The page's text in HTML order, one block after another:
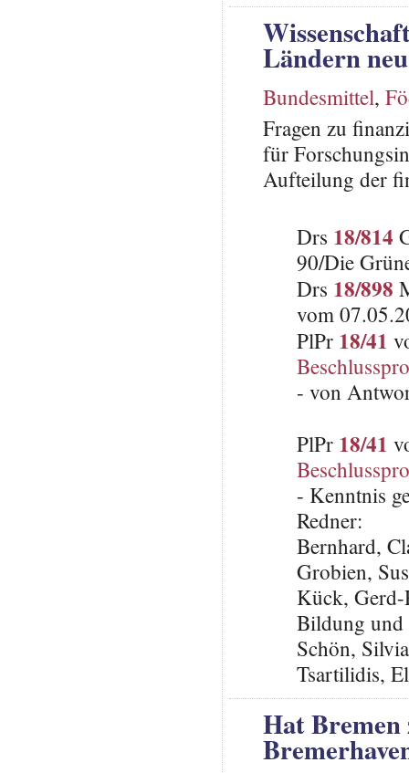
Ländern
Bundesmittel,
Fragen zu
für
Aufteilung der
Drs 18/814
90/Die
Drs 18/898
vom
PlPr 18/41
- von
PlPr 18/41
- Kenntnis
Redner:
Bernhard,
Grobien,
Kück, Gerd-
Bildung und
Schön,
Tsartilidis,
Hat Bremen